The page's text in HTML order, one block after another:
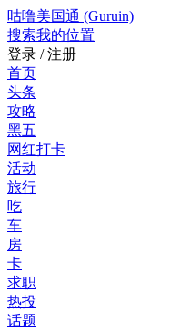
咕噜美国通 (Guruin)
搜索我的位置
登录 / 注册
首页
头条
攻略
黑五
网红打卡
活动
旅行
吃
车
房
卡
求职
热投
话题